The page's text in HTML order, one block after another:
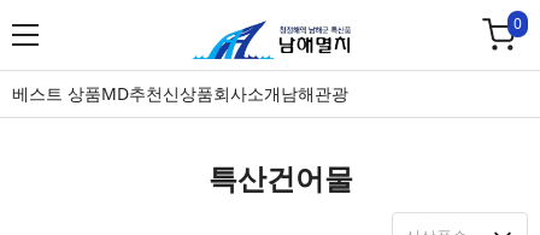
0
베스트 상품MD추천신상품회사소개남해관광
특산건어물